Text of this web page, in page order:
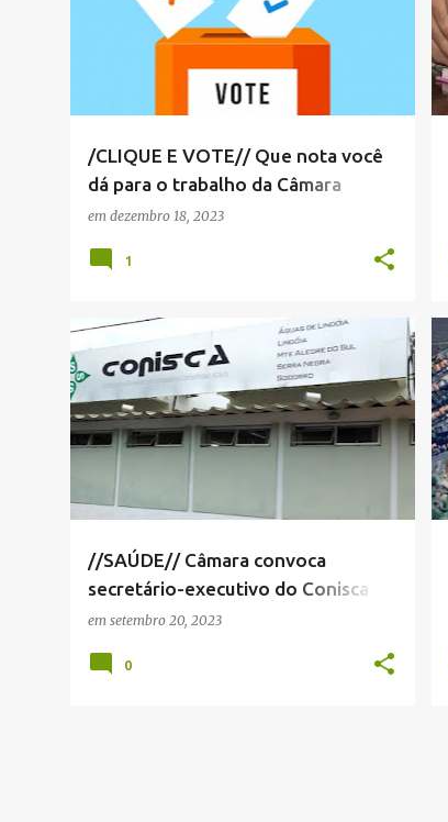
/CLIQUE E VOTE// Que nota você
dá para o trabalho da Câmara
Municipal de Serra Negra em 2023?
em dezembro 18, 2023
VIVA! SERRA NEGRA
1
//SAÚDE// Câmara convoca
secretário-executivo do Conisca
para esclarecer mudança no
em setembro 20, 2023
CÂMARA MUNICIPAL SERRA NEGRA
0